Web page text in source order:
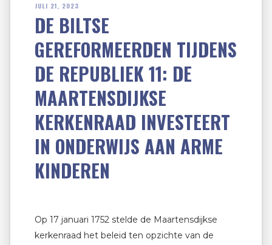
JULI 21, 2023
DE BILTSE
GEREFORMEERDEN TIJDENS
DE REPUBLIEK 11: DE
MAARTENSDIJKSE
KERKENRAAD INVESTEERT
IN ONDERWIJS AAN ARME
KINDEREN
Op 17 januari 1752 stelde de Maartensdijkse
kerkenraad het beleid ten opzichte van de